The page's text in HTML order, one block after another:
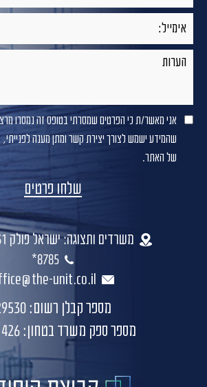
אני מאשר/ת כי הפרטים שמסרתי בטופס זה נמסרו
שהמידע ישמש לצורך יצירת קשר ומתן מענה
של האתר.
משרדים ותצוגה: ישראל פולק 31, קרית גת
8785*
unit.co.il
מספר קבלן רשום: 29530
מספר ספק משרד בטחון: 11011426